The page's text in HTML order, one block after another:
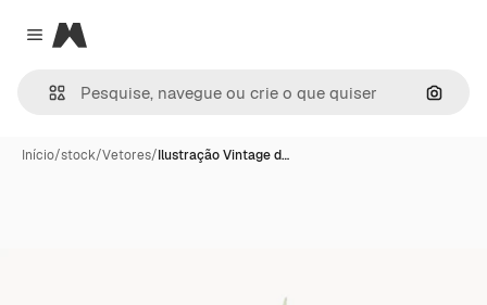
Close menu
Magnific
Início/stock/Vetores/Ilustração Vintage d…